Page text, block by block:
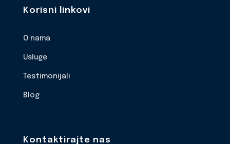
Korisni linkovi
O nama
Usluge
Testimonijali
Blog
Kontaktirajte nas